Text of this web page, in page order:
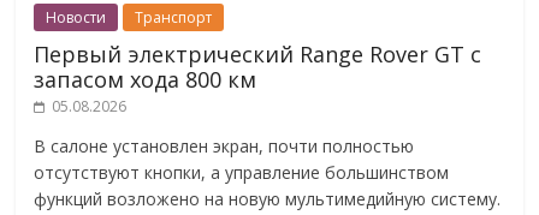
Новости Транспорт
Первый электрический Range Rover GT с
запасом хода 800 км
05.08.2026
В салоне установлен экран, почти полностью
отсутствуют кнопки, а управление большинством
функций возложено на новую мультимедийную систему.